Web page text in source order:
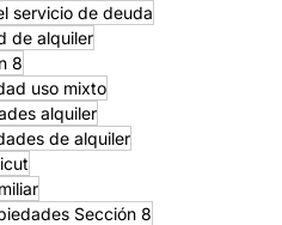
servicio de deuda
de alquiler
8
uso mixto
alquiler
de alquiler
Sección 8